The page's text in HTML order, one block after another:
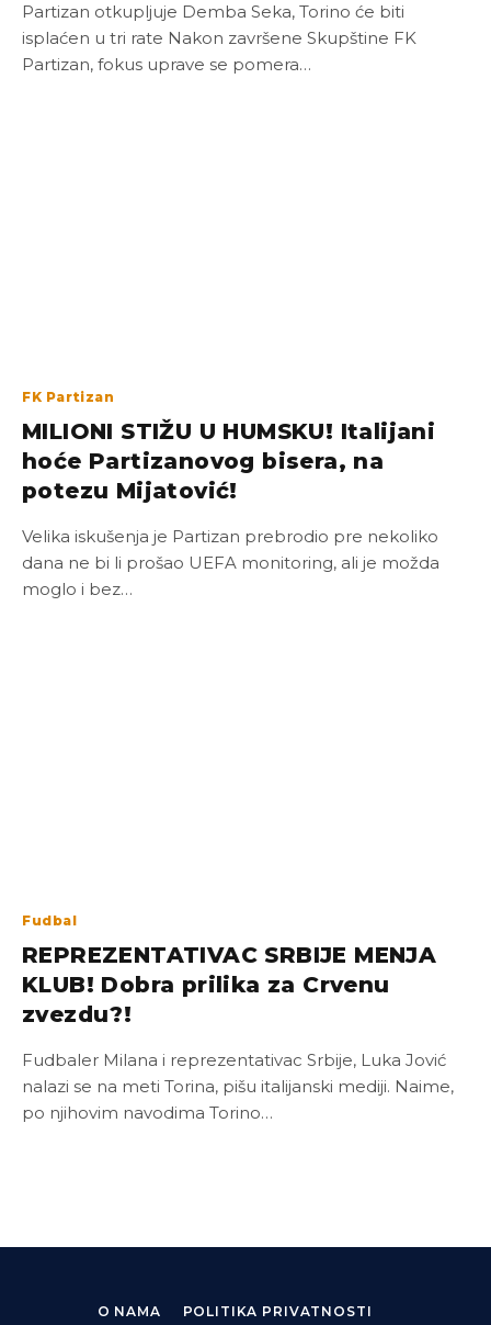
Partizan otkupljuje Demba Seka, Torino će biti
isplaćen u tri rate Nakon završene Skupštine FK
Partizan, fokus uprave se pomera…
FK Partizan
MILIONI STIŽU U HUMSKU! Italijani
hoće Partizanovog bisera, na
potezu Mijatović!
Velika iskušenja je Partizan prebrodio pre nekoliko
dana ne bi li prošao UEFA monitoring, ali je možda
moglo i bez…
Fudbal
REPREZENTATIVAC SRBIJE MENJA
KLUB! Dobra prilika za Crvenu
zvezdu?!
Fudbaler Milana i reprezentativac Srbije, Luka Jović
nalazi se na meti Torina, pišu italijanski mediji. Naime,
po njihovim navodima Torino…
O NAMA POLITIKA PRIVATNOSTI